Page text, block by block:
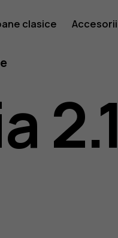
clasice Accesorii
2.1